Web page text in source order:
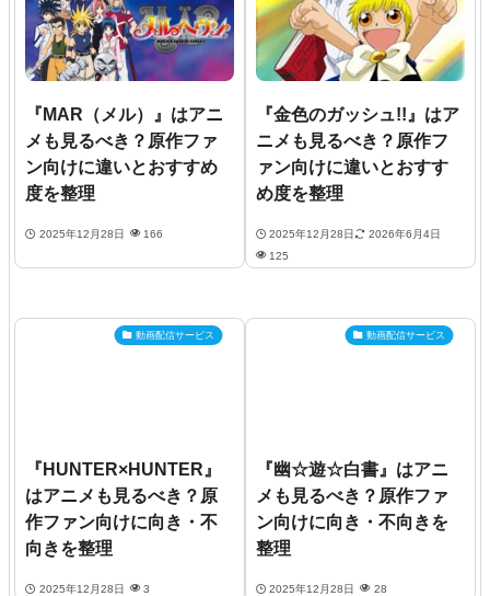
『MAR（メル）』はアニ
メも見るべき？原作ファ
ン向けに違いとおすすめ
度を整理
2025年12月28日 166
『金色のガッシュ!!』はア
ニメも見るべき？原作フ
ァン向けに違いとおすす
め度を整理
2025年12月28日
2026年6月4日
125
動画配信サービス
『HUNTER×HUNTER』
はアニメも見るべき？原
作ファン向けに向き・不
向きを整理
2025年12月28日 3
動画配信サービス
『幽☆遊☆白書』はアニ
メも見るべき？原作ファ
ン向けに向き・不向きを
整理
2025年12月28日 28